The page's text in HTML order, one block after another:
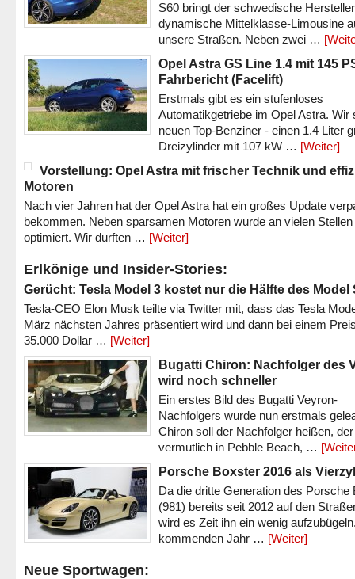
S60 bringt der schwedische
dynamische Mittelklasse-Limousine
unsere Straßen. Neben zwei …
Opel Astra GS Line 1.4 mit 145
Fahrbericht (Facelift)
Erstmals gibt es ein stufenloses
Automatikgetriebe im Opel Astra. Wir
neuen Top-Benziner - einen 1.4 Liter
Dreizylinder mit 107 kW … [Weiter]
Vorstellung: Opel Astra mit frischer Technik und
Motoren
Nach vier Jahren hat der Opel Astra hat ein großes Update
bekommen. Neben sparsamen Motoren wurde an vielen Stellen
optimiert. Wir durften … [Weiter]
Erlkönige und Insider-Stories:
Gerücht: Tesla Model 3 kostet nur die Hälfte des Model
Tesla-CEO Elon Musk teilte via Twitter mit, dass das Tesla
März nächsten Jahres präsentiert wird und dann bei einem
35.000 Dollar … [Weiter]
Bugatti Chiron: Nachfolger des
wird noch schneller
Ein erstes Bild des Bugatti Veyron-
Nachfolgers wurde nun erstmals
Chiron soll der Nachfolger heißen, der
vermutlich in Pebble Beach, …
Porsche Boxster 2016 als
Da die dritte Generation des Porsche
(981) bereits seit 2012 auf den
wird es Zeit ihn ein wenig
kommenden Jahr … [Weiter]
Neue Sportwagen: